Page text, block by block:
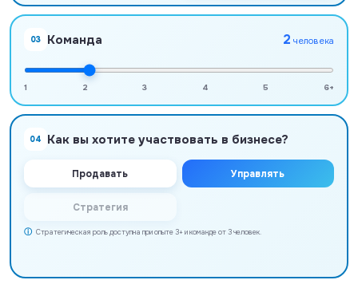
03 Команда 2 человека
1 2 3 4 5 6+
04 Как вы хотите участвовать в бизнесе?
Продавать Управлять
Стратегия
Стратегическая роль доступна при опыте 3+ и команде от 3 человек.